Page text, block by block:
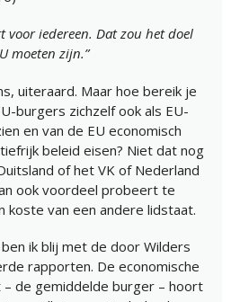
voor iedereen. Dat zou het doel
moeten zijn.”
uiteraard. Maar hoe bereik je
burgers zichzelf ook als EU-
en van de EU economisch
beleid eisen? Niet dat nog
of het VK of Nederland
ook voordeel probeert te
koste van een andere lidstaat.
ik blij met de door Wilders
rapporten. De economische
de gemiddelde burger – hoort